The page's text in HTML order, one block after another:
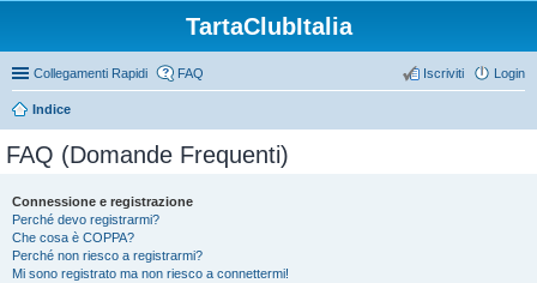
TartaClubItalia
Collegamenti Rapidi FAQ Login
Iscriviti
Indice
FAQ (Domande Frequenti)
Connessione e registrazione
Perché devo registrarmi?
Che cosa è COPPA?
Perché non riesco a registrarmi?
Mi sono registrato ma non riesco a connettermi!